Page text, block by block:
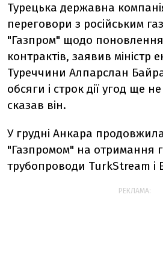
Турецька державна
переговори з російським
"Газпром" щодо
контрактів, заявив міністр
Туреччини Алпарслан
обсяги і строк дії угод ще
сказав він.
У грудні Анкара
"Газпромом" на отримання
трубопроводи TurkStream і
РЕКЛАМА: